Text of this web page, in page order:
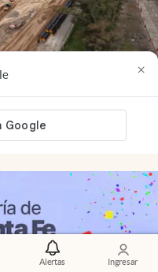
Alertas Ingresar
×
el Autódromo y
a la Argentina